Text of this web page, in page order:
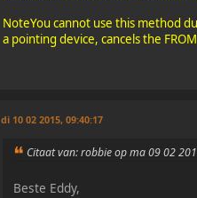
NoteYou cannot use this method
a pointing device, cancels the
di 10 02 2015, 09:40:17
Citaat van: robbie op ma 09 02
Beste Eddy,